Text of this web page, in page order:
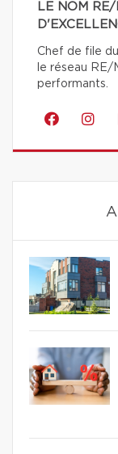
LE NOM
Chef de file
le réseau RE/
performants.